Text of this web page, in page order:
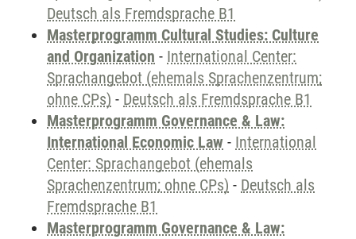
Deutsch als Fremdsprache B1
Masterprogramm Cultural Studies: Culture
and Organization - International Center:
Sprachangebot (ehemals Sprachenzentrum;
ohne CPs) - Deutsch als Fremdsprache B1
Masterprogramm Governance & Law:
International Economic Law - International
Center: Sprachangebot (ehemals
Sprachenzentrum; ohne CPs) - Deutsch als
Fremdsprache B1
Masterprogramm Governance & Law: